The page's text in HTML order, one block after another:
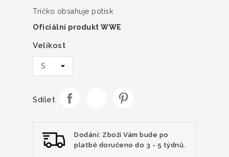
Tričko obsahuje potisk
Oficiální produkt WWE
Velikost
Sdílet
Dodání: Zboží Vám bude po
platbě doručeno do 3 - 5 týdnů.